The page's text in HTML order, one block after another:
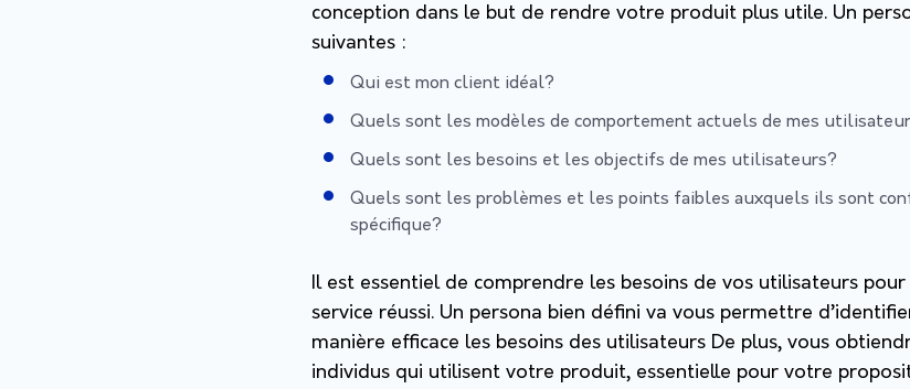
conception dans le but de rendre votre produit plus utile. Un
suivantes :
Qui est mon client idéal?
Quels sont les modèles de comportement actuels de mes
Quels sont les besoins et les objectifs de mes utilisateurs?
Quels sont les problèmes et les points faibles auxquels ils sont
spécifique?
Il est essentiel de comprendre les besoins de vos utilisateurs
service réussi. Un persona bien défini va vous permettre
manière efficace les besoins des utilisateurs De plus, vous
individus qui utilisent votre produit, essentielle pour votre